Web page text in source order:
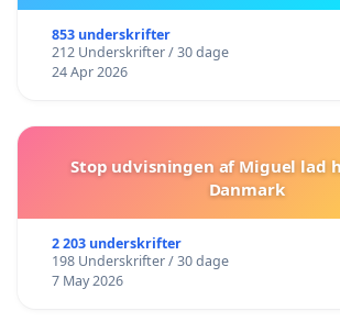
853 underskrifter
212 Underskrifter / 30 dage
24 Apr 2026
Stop udvisningen af Miguel lad
Danmark
2 203 underskrifter
198 Underskrifter / 30 dage
7 May 2026